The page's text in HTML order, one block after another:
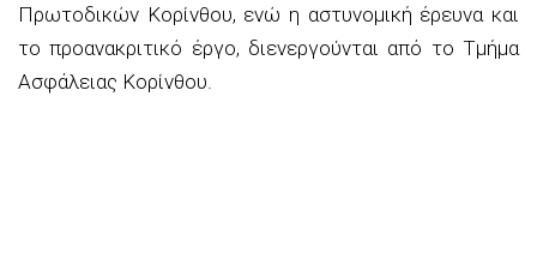
Πρωτοδικών Κορίνθου, ενώ η αστυνομική έρευνα και
το προανακριτικό έργο, διενεργούνται από το Τμήμα
Ασφάλειας Κορίνθου.